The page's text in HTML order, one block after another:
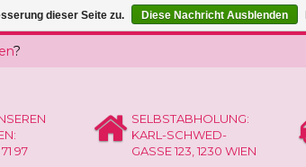
?
97
SELBSTABHOLUNG:
KARL-SCHWED-
GASSE 123, 1230 WIEN
dieser Seite zu. Diese Nachricht Ausblenden